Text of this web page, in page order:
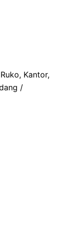
Kantor,
/